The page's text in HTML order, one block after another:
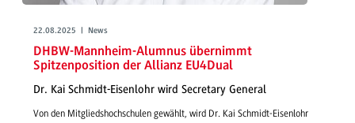
22.08.2025 | News
DHBW-Mannheim-Alumnus übernimmt
Spitzenposition der Allianz EU4Dual
Dr. Kai Schmidt-Eisenlohr wird Secretary General
Von den Mitgliedshochschulen gewählt, wird Dr. Kai Schmidt-Eisenlohr